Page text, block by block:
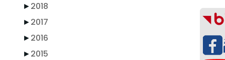
►2018
►2017
►2016
►2015